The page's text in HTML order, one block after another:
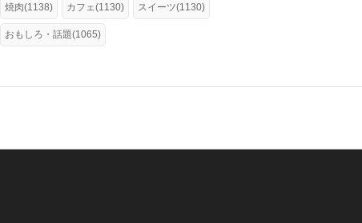
焼肉(1138) カフェ(1130) スイーツ(1130)
おもしろ・話題(1065)